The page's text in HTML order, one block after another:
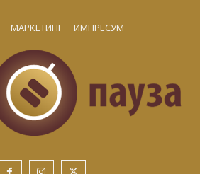
МАРКЕТИНГ ИМПРЕСУМ